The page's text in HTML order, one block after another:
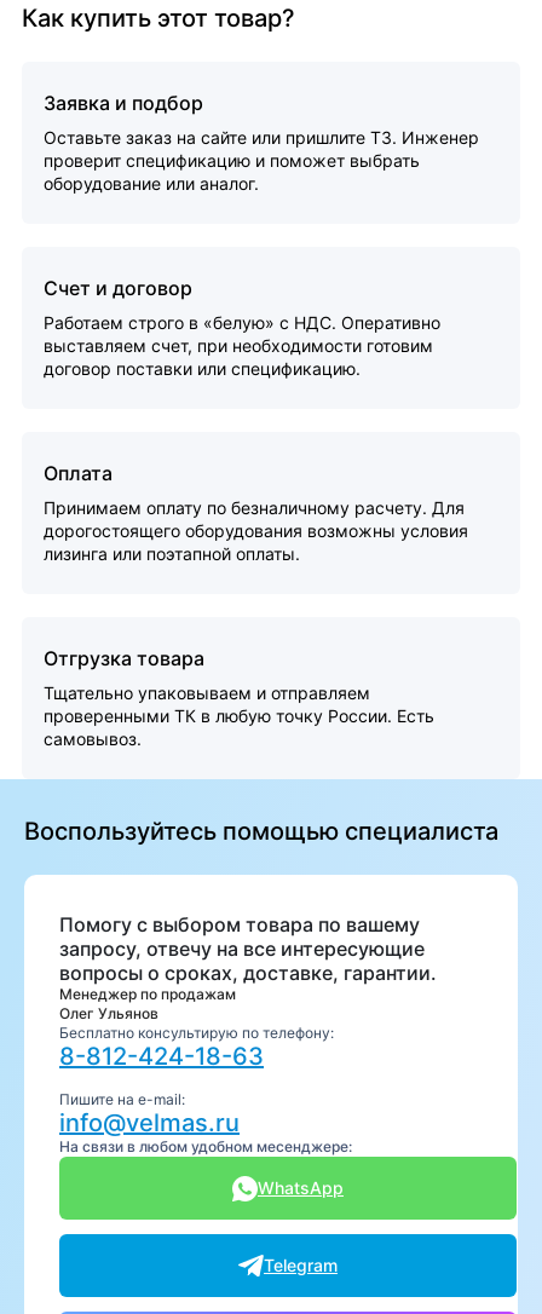
Как купить этот товар?
Заявка и подбор
Оставьте заказ на сайте или пришлите ТЗ. Инженер
проверит спецификацию и поможет выбрать
оборудование или аналог.
Счет и договор
Работаем строго в «белую» с НДС. Оперативно
выставляем счет, при необходимости готовим
договор поставки или спецификацию.
Оплата
Принимаем оплату по безналичному расчету. Для
дорогостоящего оборудования возможны условия
лизинга или поэтапной оплаты.
Отгрузка товара
Тщательно упаковываем и отправляем
проверенными ТК в любую точку России. Есть
самовывоз.
Воспользуйтесь помощью специалиста
Помогу с выбором товара по вашему
запросу, отвечу на все интересующие
вопросы о сроках, доставке, гарантии.
Менеджер по продажам
Олег Ульянов
Бесплатно консультирую по телефону:
8-812-424-18-63
Пишите на e-mail:
info@velmas.ru
На связи в любом удобном месенджере:
WhatsApp
Telegram